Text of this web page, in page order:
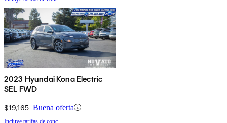
2023 Hyundai Kona Electric
SEL FWD
$19,165 Buena oferta
Incluye tarifas de conc.